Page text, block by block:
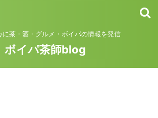
に茶・酒・グルメ・ボイパの情報を発信
ボイパ茶師blog